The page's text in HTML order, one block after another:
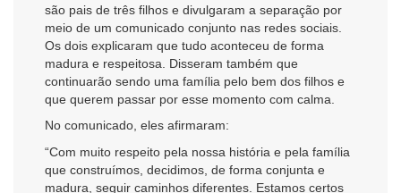
são pais de três filhos e divulgaram a separação por
meio de um comunicado conjunto nas redes sociais.
Os dois explicaram que tudo aconteceu de forma
madura e respeitosa. Disseram também que
continuarão sendo uma família pelo bem dos filhos e
que querem passar por esse momento com calma.
No comunicado, eles afirmaram:
“Com muito respeito pela nossa história e pela família
que construímos, decidimos, de forma conjunta e
madura, seguir caminhos diferentes. Estamos certos